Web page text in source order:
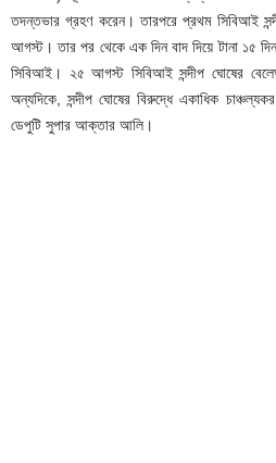
তদন্তভার গ্রহণ করেন। তারপরে প্রথম সিবিআই
আগস্ট। তার পর থেকে এক দিন বাদ দিয়ে টানা ১৫ দিন
সিবিআই। ২৫ আগস্ট সিবিআই সন্দীপ ঘোষের
অন্যদিকে, সন্দীপ ঘোষের বিরুদ্ধে একাধিক
ডেপুটি সুপার আক্তার আলি।